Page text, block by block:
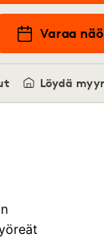
Varaa
Löydä